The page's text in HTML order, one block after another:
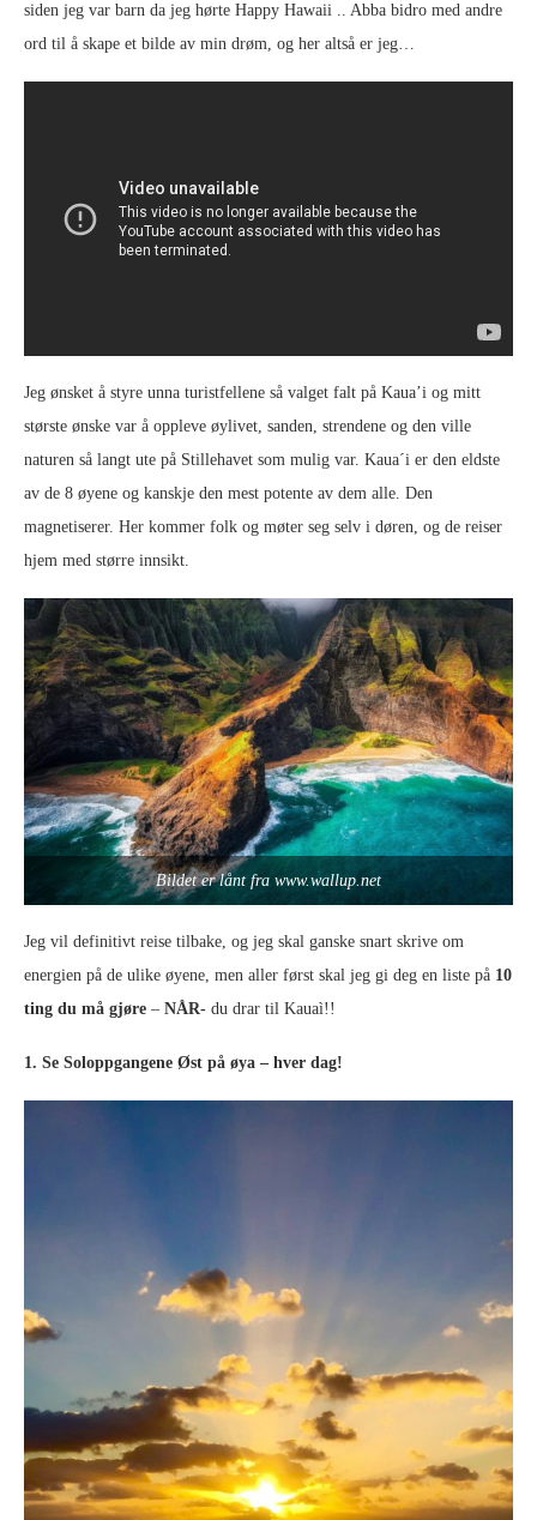
siden jeg var barn da jeg hørte Happy Hawaii .. Abba bidro med andre
ord til å skape et bilde av min drøm, og her altså er jeg…
Jeg ønsket å styre unna turistfellene så valget falt på Kaua’i og mitt
største ønske var å oppleve øylivet, sanden, strendene og den ville
naturen så langt ute på Stillehavet som mulig var. Kaua´i er den eldste
av de 8 øyene og kanskje den mest potente av dem alle. Den
magnetiserer. Her kommer folk og møter seg selv i døren, og de reiser
hjem med større innsikt.
Bildet er lånt fra www.wallup.net
Jeg vil definitivt reise tilbake, og jeg skal ganske snart skrive om
energien på de ulike øyene, men aller først skal jeg gi deg en liste på 10
ting du må gjøre – NÅR- du drar til Kauaì!!
1. Se Soloppgangene Øst på øya – hver dag!